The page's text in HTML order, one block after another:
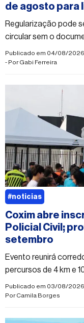
de agosto para
Regularização pode
circular sem o
veículo
Publicado em 04/08/
- PorGabi Ferreira
Coxim abre
Policial Civil;
setembro
Evento reunirá
percursos de 4 km e
e qualidade de vida
Publicado em 03/08/2026
PorCamila Borges
#noticias